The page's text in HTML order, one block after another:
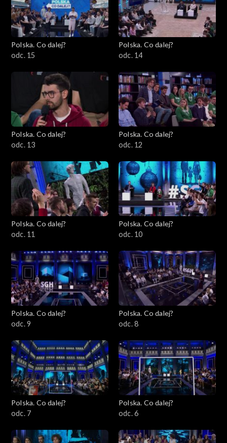
Polska. Co dalej?
odc. 15
Polska. Co dalej?
odc. 14
Polska. Co dalej?
odc. 13
Polska. Co dalej?
odc. 12
Polska. Co dalej?
odc. 11
Polska. Co dalej?
odc. 10
Polska. Co dalej?
odc. 9
Polska. Co dalej?
odc. 8
Polska. Co dalej?
odc. 7
Polska. Co dalej?
odc. 6